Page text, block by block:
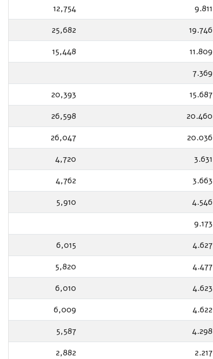
9.811
12,754
19.746
25,682
11.809
15,448
7.369
15.687
20,393
20.460
26,598
20.036
26,047
3.631
4,720
3.663
4,762
4.546
5,910
9.173
4.627
6,015
4.477
5,820
4.623
6,010
4.622
6,009
4.298
5,587
2.217
2,882